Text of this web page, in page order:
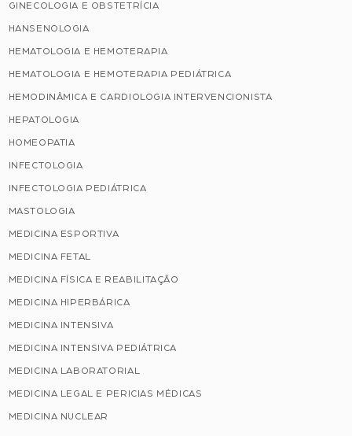
GINECOLOGIA E OBSTETRÍCIA
HANSENOLOGIA
HEMATOLOGIA E HEMOTERAPIA
HEMATOLOGIA E HEMOTERAPIA PEDIÁTRICA
HEMODINÂMICA E CARDIOLOGIA INTERVENCIONISTA
HEPATOLOGIA
HOMEOPATIA
INFECTOLOGIA
INFECTOLOGIA PEDIÁTRICA
MASTOLOGIA
MEDICINA ESPORTIVA
MEDICINA FETAL
MEDICINA FÍSICA E REABILITAÇÃO
MEDICINA HIPERBÁRICA
MEDICINA INTENSIVA
MEDICINA INTENSIVA PEDIÁTRICA
MEDICINA LABORATORIAL
MEDICINA LEGAL E PERICIAS MÉDICAS
MEDICINA NUCLEAR